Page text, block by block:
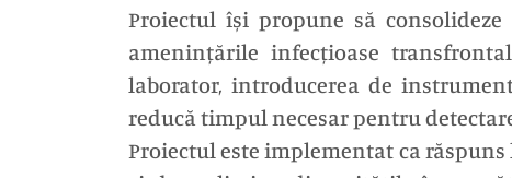
Proiectul își propune să
amenințările infecțioase
laborator, introducerea de
reducă timpul necesar pentru
Proiectul este implementat ca